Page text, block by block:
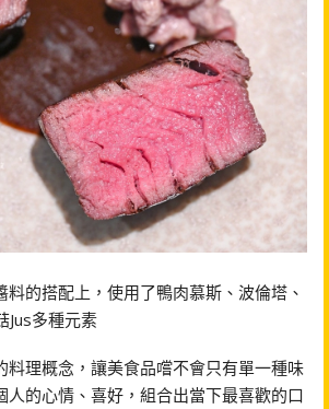
料的搭配上，使用了鴨肉慕斯、波倫塔、
Jus多種元素
料理概念，讓美食品嚐不會只有單一種味
人的心情、喜好，組合出當下最喜歡的口